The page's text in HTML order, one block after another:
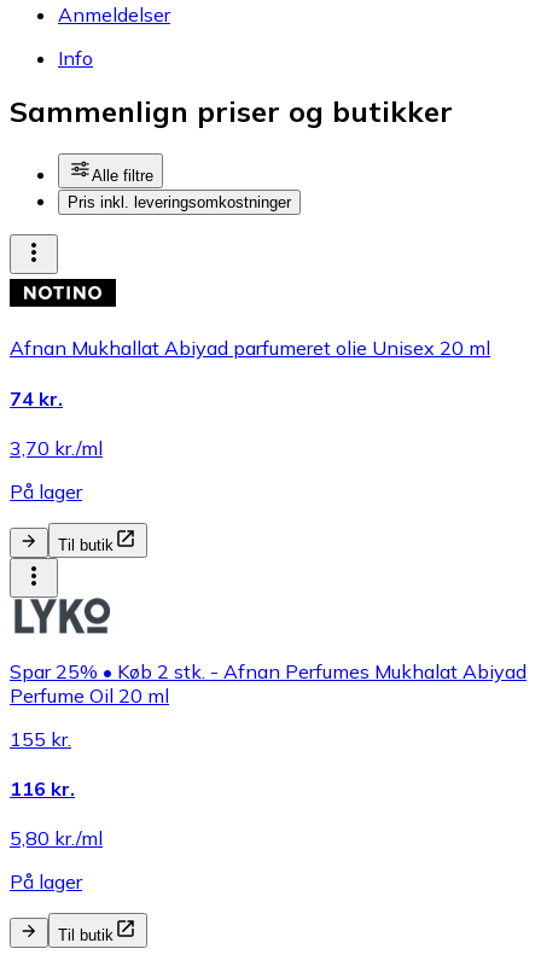
Anmeldelser
Info
Sammenlign priser og butikker
Alle filtre
Pris inkl. leveringsomkostninger
Afnan Mukhallat Abiyad parfumeret olie Unisex 20 ml
74 kr.
3,70 kr./ml
På lager
Til butik
Spar 25% • Køb 2 stk. - Afnan Perfumes Mukhalat Abiyad
Perfume Oil 20 ml
155 kr.
116 kr.
5,80 kr./ml
På lager
Til butik